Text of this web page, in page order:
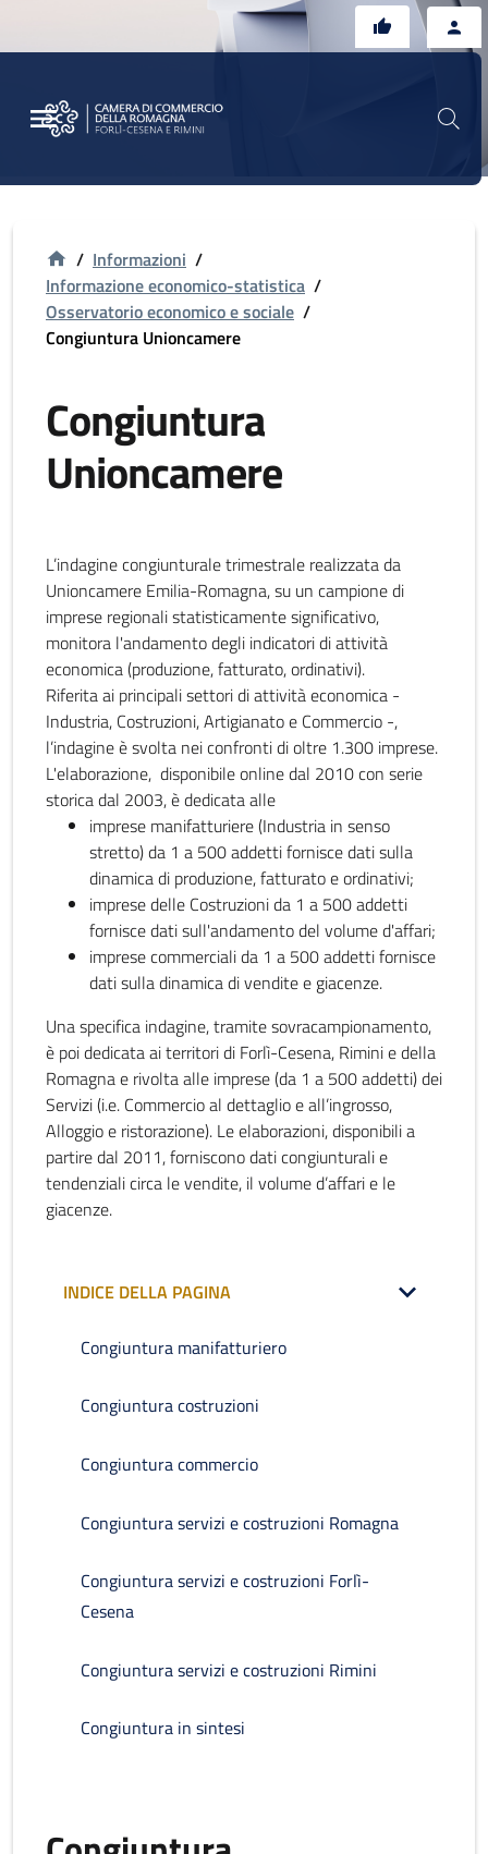
/ Informazioni /
Informazione economico-statistica /
Osservatorio economico e sociale /
Congiuntura Unioncamere
Congiuntura
Unioncamere
L’indagine congiunturale trimestrale realizzata da
Unioncamere Emilia-Romagna, su un campione di
imprese regionali statisticamente significativo,
monitora l'andamento degli indicatori di attività
economica (produzione, fatturato, ordinativi).
Riferita ai principali settori di attività economica -
Industria, Costruzioni, Artigianato e Commercio -,
l’indagine è svolta nei confronti di oltre 1.300 imprese.
L'elaborazione, disponibile online dal 2010 con serie
storica dal 2003, è dedicata alle
imprese manifatturiere (Industria in senso
stretto) da 1 a 500 addetti fornisce dati sulla
dinamica di produzione, fatturato e ordinativi;
imprese delle Costruzioni da 1 a 500 addetti
fornisce dati sull'andamento del volume d'affari;
imprese commerciali da 1 a 500 addetti fornisce
dati sulla dinamica di vendite e giacenze.
Una specifica indagine, tramite sovracampionamento,
è poi dedicata ai territori di Forlì-Cesena, Rimini e della
Romagna e rivolta alle imprese (da 1 a 500 addetti) dei
Servizi (i.e. Commercio al dettaglio e all’ingrosso,
Alloggio e ristorazione). Le elaborazioni, disponibili a
partire dal 2011, forniscono dati congiunturali e
tendenziali circa le vendite, il volume d’affari e le
giacenze.
INDICE DELLA PAGINA
Congiuntura manifatturiero
Congiuntura costruzioni
Congiuntura commercio
Congiuntura servizi e costruzioni Romagna
Congiuntura servizi e costruzioni Forlì-
Cesena
Congiuntura servizi e costruzioni Rimini
Congiuntura in sintesi